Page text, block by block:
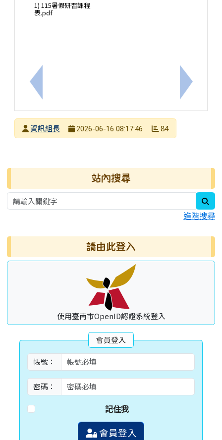
上一筆：轉知臺北市政府教育局辦理臺北酷課雲115
1) 115暑假研習課程
表.pdf
下一筆：
發布者
資訊組長
2026-06-16 08:17:46 84
右邊區域內容 站內搜尋
進階搜尋
請由此登入
使用臺南市OpenID認證系統登入
會員登入
帳號：
密碼：
記住我
會員登入